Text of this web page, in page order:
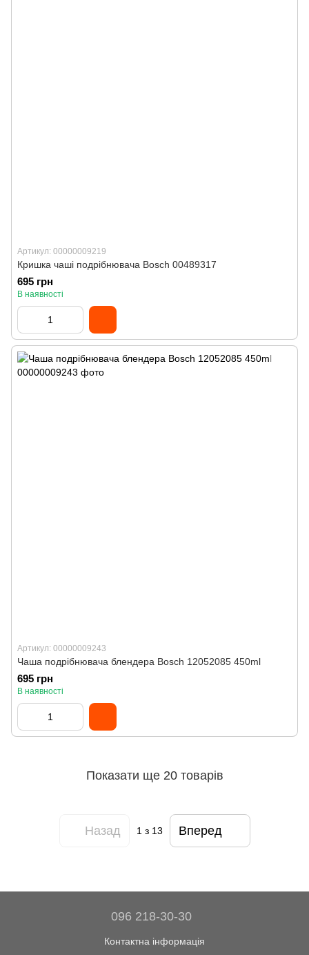
Артикул: 00000009219
Кришка чаші подрібнювача Bosch 00489317
695 грн
В наявності
Артикул: 00000009243
Чаша подрібнювача блендера Bosch 12052085 450ml
695 грн
В наявності
Показати ще 20 товарів
Назад 1 з 13 Вперед
096 218-30-30
Контактна інформація